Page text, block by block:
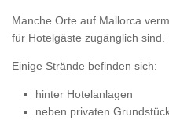
Manche Orte auf Mallorca
für Hotelgäste zugänglich sind.
Einige Strände befinden sich:
hinter Hotelanlagen
neben privaten